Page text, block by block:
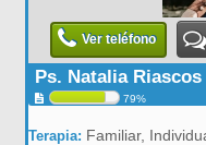
Ver teléfono
Ps. Natalia Riascos
79%
Terapia: Familiar,